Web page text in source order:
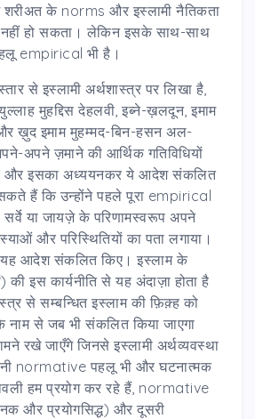
शरीअत के norms और इस्लामी नैतिकता
नहीं हो सकता। लेकिन इसके साथ-साथ
empirical भी है।
से इस्लामी अर्थशास्त्र पर लिखा है,
मुहद्दिस देहलवी, इब्ने-ख़लदून, इमाम
ख़ुद इमाम मुहम्मद-बिन-हसन अल-
अपने ज़माने की आर्थिक गतिविधियों
और इसका अध्ययनकर ये आदेश संकलित
हैं कि उन्होंने पहले पूरा empirical
या जायज़े के परिणामस्वरूप अपने
और परिस्थितियों का पता लगाया।
यह आदेश संकलित किए। इस्लाम के
की इस कार्यनीति से यह अंदाज़ा होता है
से सम्बन्धित इस्लाम की फ़िक़्ह को
नाम से जब भी संकलित किया जाएगा
रखे जाएँगे जिनसे इस्लामी अर्थव्यवस्था
normative पहलू भी और घटनात्मक
हम प्रयोग कर रहे हैं, normative
और प्रयोगसिद्ध) और दूसरी